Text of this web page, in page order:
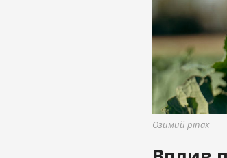
Озимий ріпак